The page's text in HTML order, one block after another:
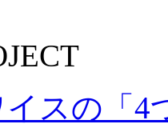
スの「4